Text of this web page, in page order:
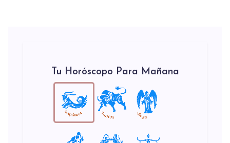
Tu Horóscopo Para Mañana